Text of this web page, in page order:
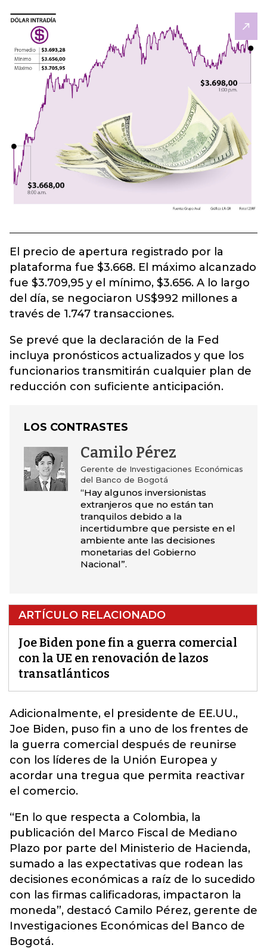
El precio de apertura registrado por la
plataforma fue $3.668. El máximo alcanzado
fue $3.709,95 y el mínimo, $3.656. A lo largo
del día, se negociaron US$992 millones a
través de 1.747 transacciones.
Se prevé que la declaración de la Fed
incluya pronósticos actualizados y que los
funcionarios transmitirán cualquier plan de
reducción con suficiente anticipación.
LOS CONTRASTES
Camilo Pérez
Gerente de Investigaciones Económicas
del Banco de Bogotá
“Hay algunos inversionistas
extranjeros que no están tan
tranquilos debido a la
incertidumbre que persiste en el
ambiente ante las decisiones
monetarias del Gobierno
Nacional”.
ARTÍCULO RELACIONADO
Joe Biden pone fin a guerra comercial
con la UE en renovación de lazos
transatlánticos
Adicionalmente, el presidente de EE.UU.,
Joe Biden, puso fin a uno de los frentes de
la guerra comercial después de reunirse
con los líderes de la Unión Europea y
acordar una tregua que permita reactivar
el comercio.
“En lo que respecta a Colombia, la
publicación del Marco Fiscal de Mediano
Plazo por parte del Ministerio de Hacienda,
sumado a las expectativas que rodean las
decisiones económicas a raíz de lo sucedido
con las firmas calificadoras, impactaron la
moneda”, destacó Camilo Pérez, gerente de
Investigaciones Económicas del Banco de
Bogotá.